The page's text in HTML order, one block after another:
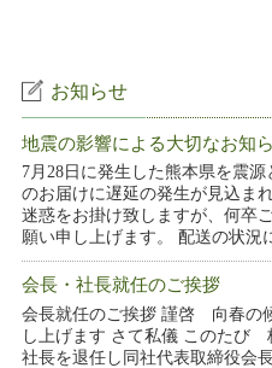
お知らせ
地震の影響による大切なお知
7月28日に発生した熊本県を震
のお届けに遅延の発生が見込ま
迷惑をお掛け致しますが、何卒
願い申し上げます。 配送の状況
会長・社長就任のご挨拶
会長就任のご挨拶 謹啓 向春の
し上げます さて私儀 このたび
社長を退任し同社代表取締役会